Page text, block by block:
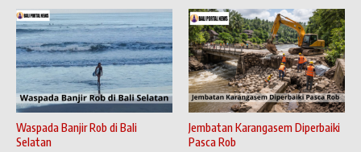
Waspada Banjir Rob di Bali
Selatan
Jembatan Karangasem Diperbaiki
Pasca Rob